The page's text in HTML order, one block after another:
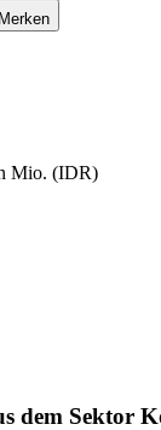
Merken
Mio. (IDR)
dem Sektor